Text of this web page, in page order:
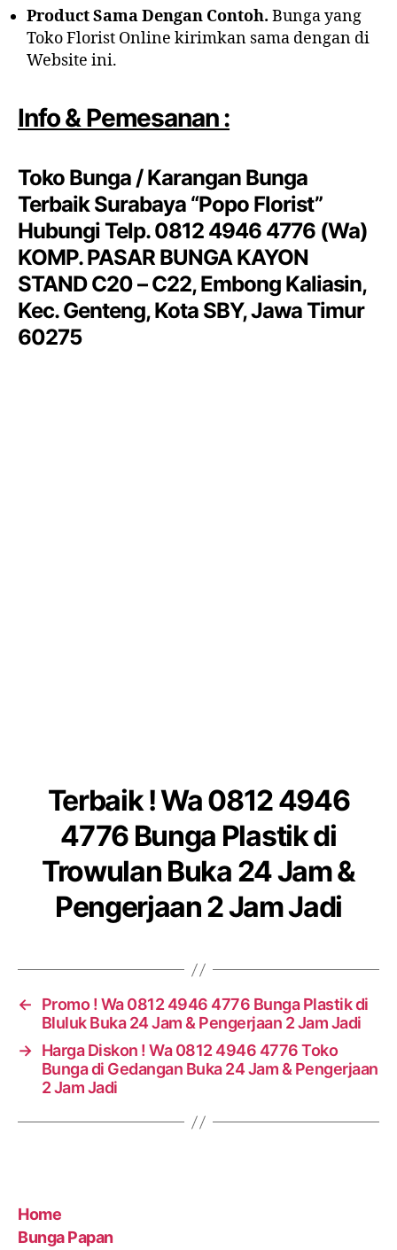
Product Sama Dengan Contoh. Bunga yang
Toko Florist Online kirimkan sama dengan di
Website ini.
Info & Pemesanan :
Toko Bunga / Karangan Bunga
Terbaik Surabaya “Popo Florist”
Hubungi Telp. 0812 4946 4776 (Wa)
KOMP. PASAR BUNGA KAYON
STAND C20 – C22, Embong Kaliasin,
Kec. Genteng, Kota SBY, Jawa Timur
60275
Terbaik ! Wa 0812 4946
4776 Bunga Plastik di
Trowulan Buka 24 Jam &
Pengerjaan 2 Jam Jadi
←
Promo ! Wa 0812 4946 4776 Bunga Plastik di
Bluluk Buka 24 Jam & Pengerjaan 2 Jam Jadi
→ Harga Diskon ! Wa 0812 4946 4776 Toko
Bunga di Gedangan Buka 24 Jam & Pengerjaan
2 Jam Jadi
Home
Bunga Papan